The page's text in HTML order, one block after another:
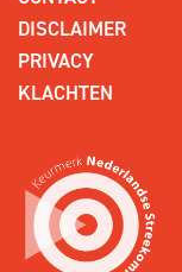
DISCLAIMER
PRIVACY
KLACHTEN